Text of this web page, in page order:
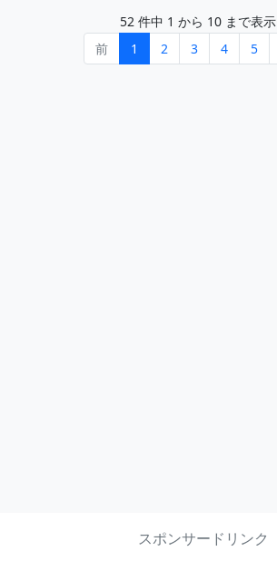
52 件中 1 から 10 まで表示
前
1 2 3 4 5
スポンサードリンク